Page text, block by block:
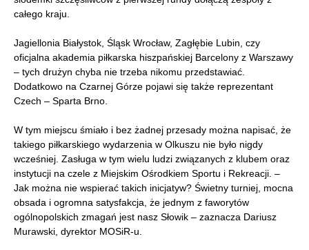
całego kraju.
Jagiellonia Białystok, Śląsk Wrocław, Zagłębie Lubin, czy
oficjalna akademia piłkarska hiszpańskiej Barcelony z Warszawy
– tych drużyn chyba nie trzeba nikomu przedstawiać.
Dodatkowo na Czarnej Górze pojawi się także reprezentant
Czech – Sparta Brno.
W tym miejscu śmiało i bez żadnej przesady można napisać, że
takiego piłkarskiego wydarzenia w Olkuszu nie było nigdy
wcześniej. Zasługa w tym wielu ludzi związanych z klubem oraz
instytucji na czele z Miejskim Ośrodkiem Sportu i Rekreacji. –
Jak można nie wspierać takich inicjatyw? Świetny turniej, mocna
obsada i ogromna satysfakcja, że jednym z faworytów
ogólnopolskich zmagań jest nasz Słowik – zaznacza Dariusz
Murawski, dyrektor MOSiR-u.